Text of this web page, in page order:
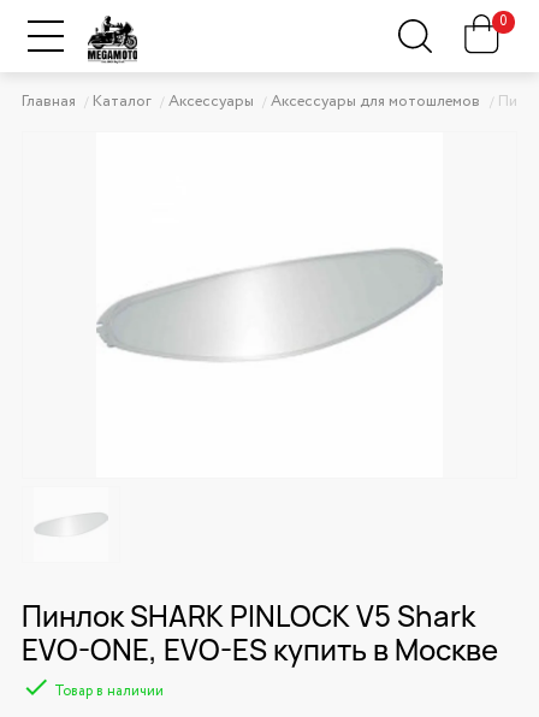
0
Главная Каталог Аксессуары Аксессуары для мотошлемов
Пинлок SHARK PINLOCK V5 Shark
EVO-ONE, EVO-ES купить в Москве
Товар в наличии